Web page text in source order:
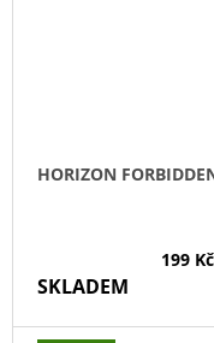
HORIZON
199 Kč
SKLADEM